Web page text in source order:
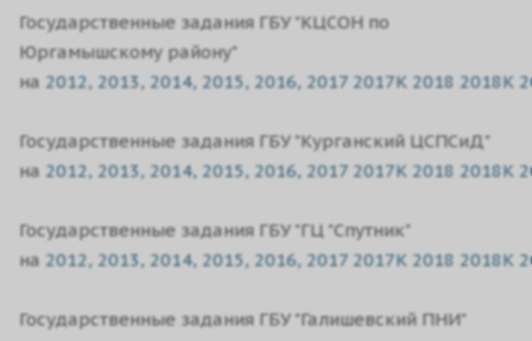
Государственные задания ГБУ "КЦСОН по
Юргамышскому району"
на 2012, 2013, 2014, 2015, 2016, 20172017K 2018 2018K
Государственные задания ГБУ "Курганский ЦСПСиД"
на 2012, 2013, 2014, 2015, 2016, 20172017K 2018 2018K
Государственные задания ГБУ "ГЦ "Спутник"
на 2012, 2013, 2014, 2015, 2016, 20172017K 2018 2018K
Государственные задания ГБУ "Галишевский ПНИ"